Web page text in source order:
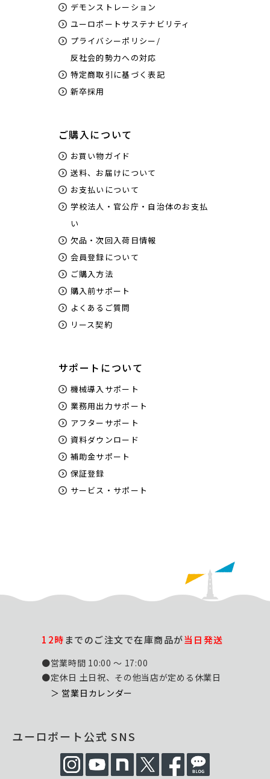
デモンストレーション
ユーロポートサステナビリティ
プライバシーポリシー/
反社会的勢力への対応
特定商取引に基づく表記
新卒採用
ご購入について
お買い物ガイド
送料、お届けについて
お支払いについて
学校法人・官公庁・自治体のお支払
い
欠品・次回入荷日情報
会員登録について
ご購入方法
購入前サポート
よくあるご質問
リース契約
サポートについて
機械導入サポート
業務用出力サポート
アフターサポート
資料ダウンロード
補助金サポート
保証登録
サービス・サポート
12時までのご注文で在庫商品が当日発送
●営業時間 10:00 ～ 17:00
●定休日 土日祝、その他当店が定める休業日
＞ 営業日カレンダー
ユーロポート公式 SNS